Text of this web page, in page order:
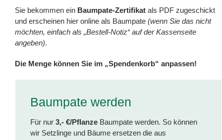
Sie bekommen ein Baumpate-Zertifikatals PDF zugeschickt
und erscheinen hier online als Baumpate (wenn Sie das nicht
möchten, einfach als „Bestell-Notiz“ auf der Kassenseite
angeben).
Die Menge können Sie im „Spendenkorb“ anpassen!
Baumpate werden
Für nur 3,- €/PflanzeBaumpate werden. So können
wir Setzlinge und Bäume ersetzen die aus